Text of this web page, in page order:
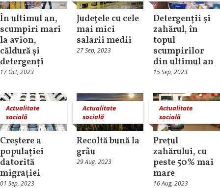
În ultimul an,
scumpiri mari
la avion,
căldură și
detergenți
17 Oct, 2023
Județele cu cele
mai mici
salarii medii
27 Sep, 2023
Detergenții și
zahărul, în
topul
scumpirilor
din ultimul an
15 Sep, 2023
Actualitate
socială
Creștere a
populației
datorită
migrației
01 Sep, 2023
Actualitate
socială
Recoltă bună la
grâu
29 Aug, 2023
Actualitate
socială
Preţul
zahărului, cu
peste 50% mai
mare
16 Aug, 2023